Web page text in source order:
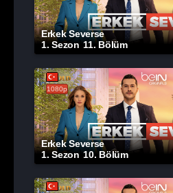
Erkek Severse
1. Sezon 11. Bölüm
1080p
Erkek Severse
1. Sezon 10. Bölüm